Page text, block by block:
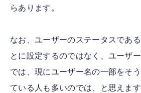
らあります。
なお、ユーザーのステータスであ
とに設定するのではなく、ユーザ
では、現にユーザー名の一部をそ
ている人も多いのでは、と思えま